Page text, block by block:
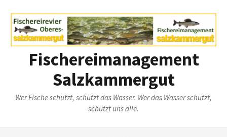
zum
Inhalt
Fischereimanagement
Salzkammergut
Wer Fische schützt, schützt das Wasser. Wer das Wasser schützt,
schützt uns alle.